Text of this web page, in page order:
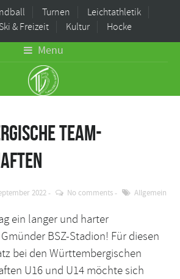
Turnen
Leichtathletik
Ski & Freizeit Kultur Hocke
Menu
Team-
2022 No comments Allgemein
ein langer und harter
BSZ-Stadion! Für diesen
bei den Württembergischen
U16 und U14 möchte sich